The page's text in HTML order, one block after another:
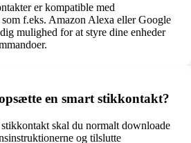
er kompatible med
som f.eks. Amazon Alexa eller Google
mulighed for at styre dine enheder
en smart stikkontakt?
skal du normalt downloade
og tilslutte